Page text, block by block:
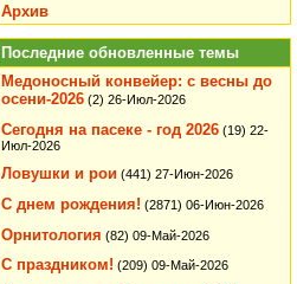
Архив
Последние обновленные темы
Медоносный конвейер: с весны до
осени-2026 (2) 26-Июл-2026
Сегодня на пасеке - год 2026 (19) 22-
Июл-2026
Ловушки и рои (441) 27-Июн-2026
С днем рождения! (2871) 06-Июн-2026
Орнитология (82) 09-Май-2026
С праздником! (209) 09-Май-2026